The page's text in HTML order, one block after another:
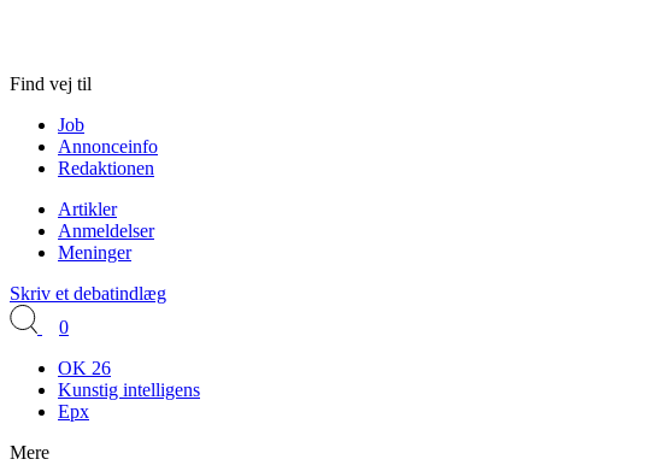
Find vej til
Job
Annonceinfo
Redaktionen
Artikler
Anmeldelser
Meninger
Skriv et debatindlæg
0
OK 26
Kunstig intelligens
Epx
Mere